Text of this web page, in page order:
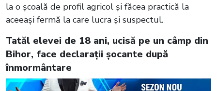
la o școală de profil agricol și făcea practică la
aceeași fermă la care lucra și suspectul.
Tatăl elevei de 18 ani, ucisă pe un câmp din
Bihor, face declarații șocante după
înmormântare